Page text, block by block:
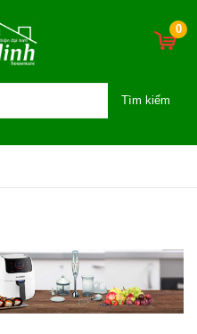
0
Tìm kiếm